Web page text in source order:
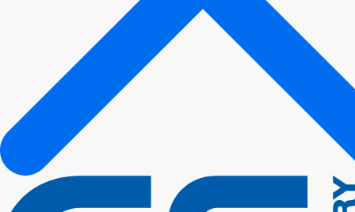
Mitsubishi
Nissan
Ssangyong
Suzuki
Tata
Toyota
Volkswagen